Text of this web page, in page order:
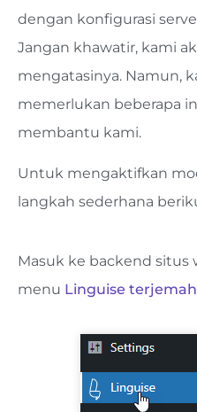
dengan konfigurasi
Jangan khawatir, kami
mengatasinya. Namun,
memerlukan beberapa
membantu kami.
Untuk mengaktifkan
langkah sederhana
Masuk ke backend situs
menu Linguise